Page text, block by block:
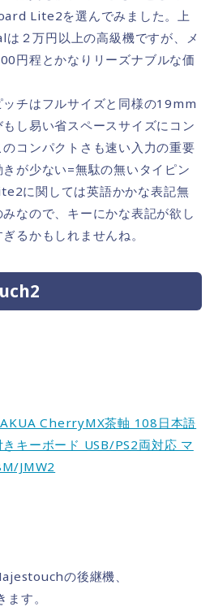
Lite2を選んでみました。上
２万円以上の高級機ですが、メ
円程とかなりリーズナブルな価
チはフルサイズと同様の19mm
し易い省スペースサイズにコン
コンパクトさも速い入力の重要
が少ない=無駄の無いタイピン
に関しては英語かかな表記無
なので、キーにかな表記が欲し
るかもしれませんね。
CherryMX茶軸 108日本語
キーボード USB/PS2両対応 マ
JMW2
の後継機、
す。